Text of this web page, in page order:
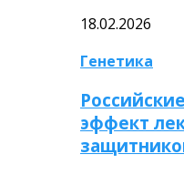
18.02.2026
Генетика
эффект